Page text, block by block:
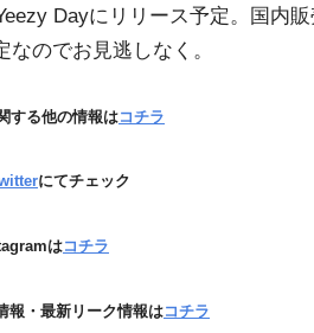
Dayにリリース予定。国内
なのでお見逃しなく。
する他の情報はコチラ
にてチェック
はコチラ
・最新リーク情報はコチラ